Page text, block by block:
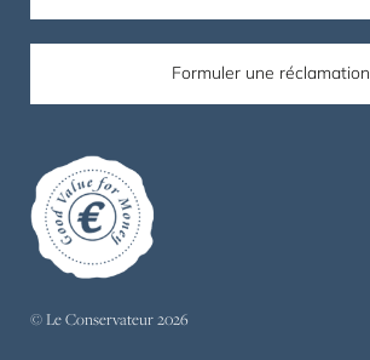
Formuler une réclamation
© Le Conservateur 2026